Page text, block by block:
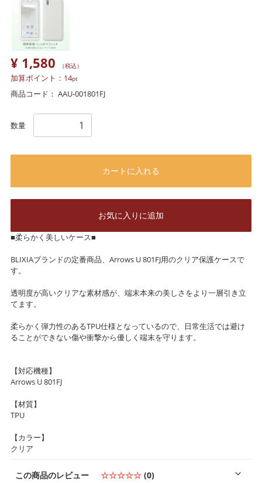
¥ 1,580 （税込）
加算ポイント： 14pt
商品コード： AAU-001801FJ
数量
カートに入れる
お気に入りに追加
■柔らかく美しいケース■
BLIXIAブランドの定番商品、Arrows U 801FJ用のクリア保護ケースで
す。
透明度が高いクリアな素材感が、端末本来の美しさをより一層引き立
てます。
柔らかく弾力性のあるTPU仕様となっているので、日常生活では避け
ることができない傷や衝撃から優しく端末を守ります。
【対応機種】
Arrows U 801FJ
【材質】
TPU
【カラー】
クリア
この商品のレビュー ☆☆☆☆☆ (0)